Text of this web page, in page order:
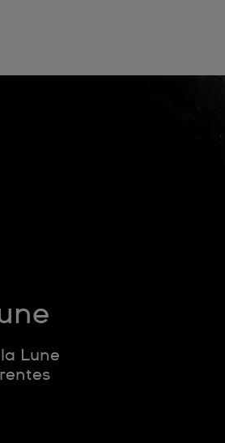
Lune